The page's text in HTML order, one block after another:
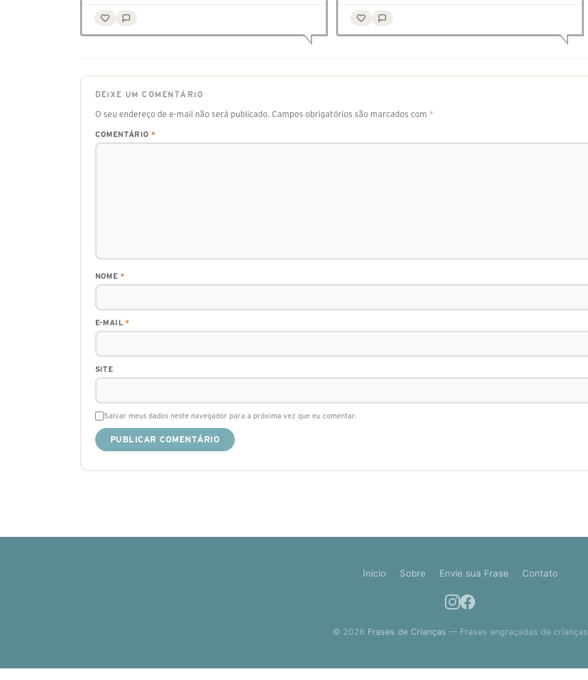
DEIXE UM COMENTÁRIO
O seu endereço de e-mail não será publicado. Campos obrigatórios são marcados com *
COMENTÁRIO *
NOME *
E-MAIL*
SITE
Salvar meus dados neste navegador para a próxima vez que eu comentar.
Início Sobre Envie sua Frase Contato
© 2026 Frases de Crianças — Frases engraçadas de crianças